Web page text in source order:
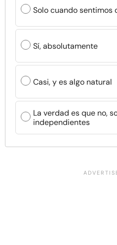
Solo cuando sentimos
Sí, absolutamente
Casi, y es algo natural
La verdad es que no,
independientes